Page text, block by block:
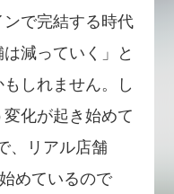
で完結する時代
減っていく」と
しれません。し
化が起き始めて
、リアル店舗
めているので